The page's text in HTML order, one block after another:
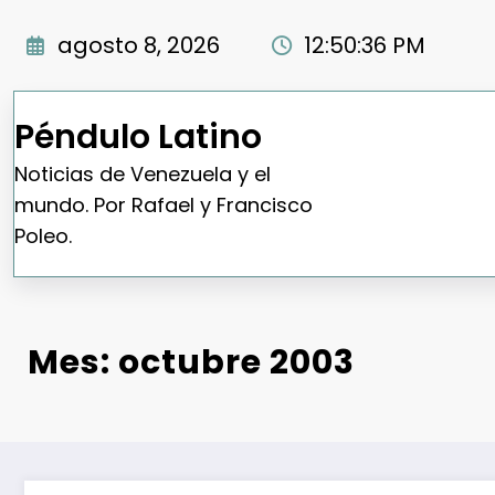
agosto 8, 2026 12:50:37 PM
Péndulo Latino
Noticias de Venezuela y el
mundo. Por Rafael y Francisco
Poleo.
Mes: octubre 2003